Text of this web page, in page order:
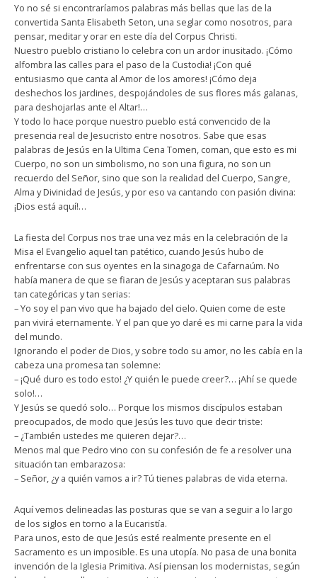
Yo no sé si encontraríamos palabras más bellas que las de la
convertida Santa Elisabeth Seton, una seglar como nosotros, para
pensar, meditar y orar en este día del Corpus Christi.
Nuestro pueblo cristiano lo celebra con un ardor inusitado. ¡Cómo
alfombra las calles para el paso de la Custodia! ¡Con qué
entusiasmo que canta al Amor de los amores! ¡Cómo deja
deshechos los jardines, despojándoles de sus flores más galanas,
para deshojarlas ante el Altar!…
Y todo lo hace porque nuestro pueblo está convencido de la
presencia real de Jesucristo entre nosotros. Sabe que esas
palabras de Jesús en la Ultima Cena Tomen, coman, que esto es mi
Cuerpo, no son un simbolismo, no son una figura, no son un
recuerdo del Señor, sino que son la realidad del Cuerpo, Sangre,
Alma y Divinidad de Jesús, y por eso va cantando con pasión divina:
¡Dios está aquí!…
La fiesta del Corpus nos trae una vez más en la celebración de la
Misa el Evangelio aquel tan patético, cuando Jesús hubo de
enfrentarse con sus oyentes en la sinagoga de Cafarnaúm. No
había manera de que se fiaran de Jesús y aceptaran sus palabras
tan categóricas y tan serias:
– Yo soy el pan vivo que ha bajado del cielo. Quien come de este
pan vivirá eternamente. Y el pan que yo daré es mi carne para la vida
del mundo.
Ignorando el poder de Dios, y sobre todo su amor, no les cabía en la
cabeza una promesa tan solemne:
– ¡Qué duro es todo esto! ¿Y quién le puede creer?… ¡Ahí se quede
solo!…
Y Jesús se quedó solo… Porque los mismos discípulos estaban
preocupados, de modo que Jesús les tuvo que decir triste:
– ¿También ustedes me quieren dejar?…
Menos mal que Pedro vino con su confesión de fe a resolver una
situación tan embarazosa:
– Señor, ¿y a quién vamos a ir? Tú tienes palabras de vida eterna.
Aquí vemos delineadas las posturas que se van a seguir a lo largo
de los siglos en torno a la Eucaristía.
Para unos, esto de que Jesús esté realmente presente en el
Sacramento es un imposible. Es una utopía. No pasa de una bonita
invención de la Iglesia Primitiva. Así piensan los modernistas, según